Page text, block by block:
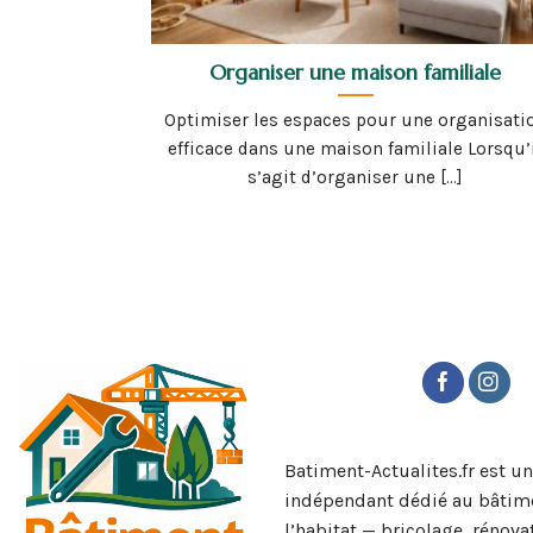
Organiser une maison familiale
Optimiser les espaces pour une
efficace dans une maison familiale
s’agit d’organiser une [...]
Batiment-Actualites.fr est
indépendant dédié au